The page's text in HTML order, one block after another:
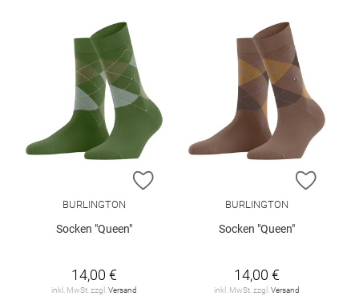
ZUR WUNSCHLISTE HINZUFÜGEN
BURLINGTON
Socken "Queen"
14,00 €
inkl. MwSt. zzgl.Versand
ZUR
BURLINGTON
Socken "Queen"
14,00 €
inkl. MwSt. zzgl.Versand